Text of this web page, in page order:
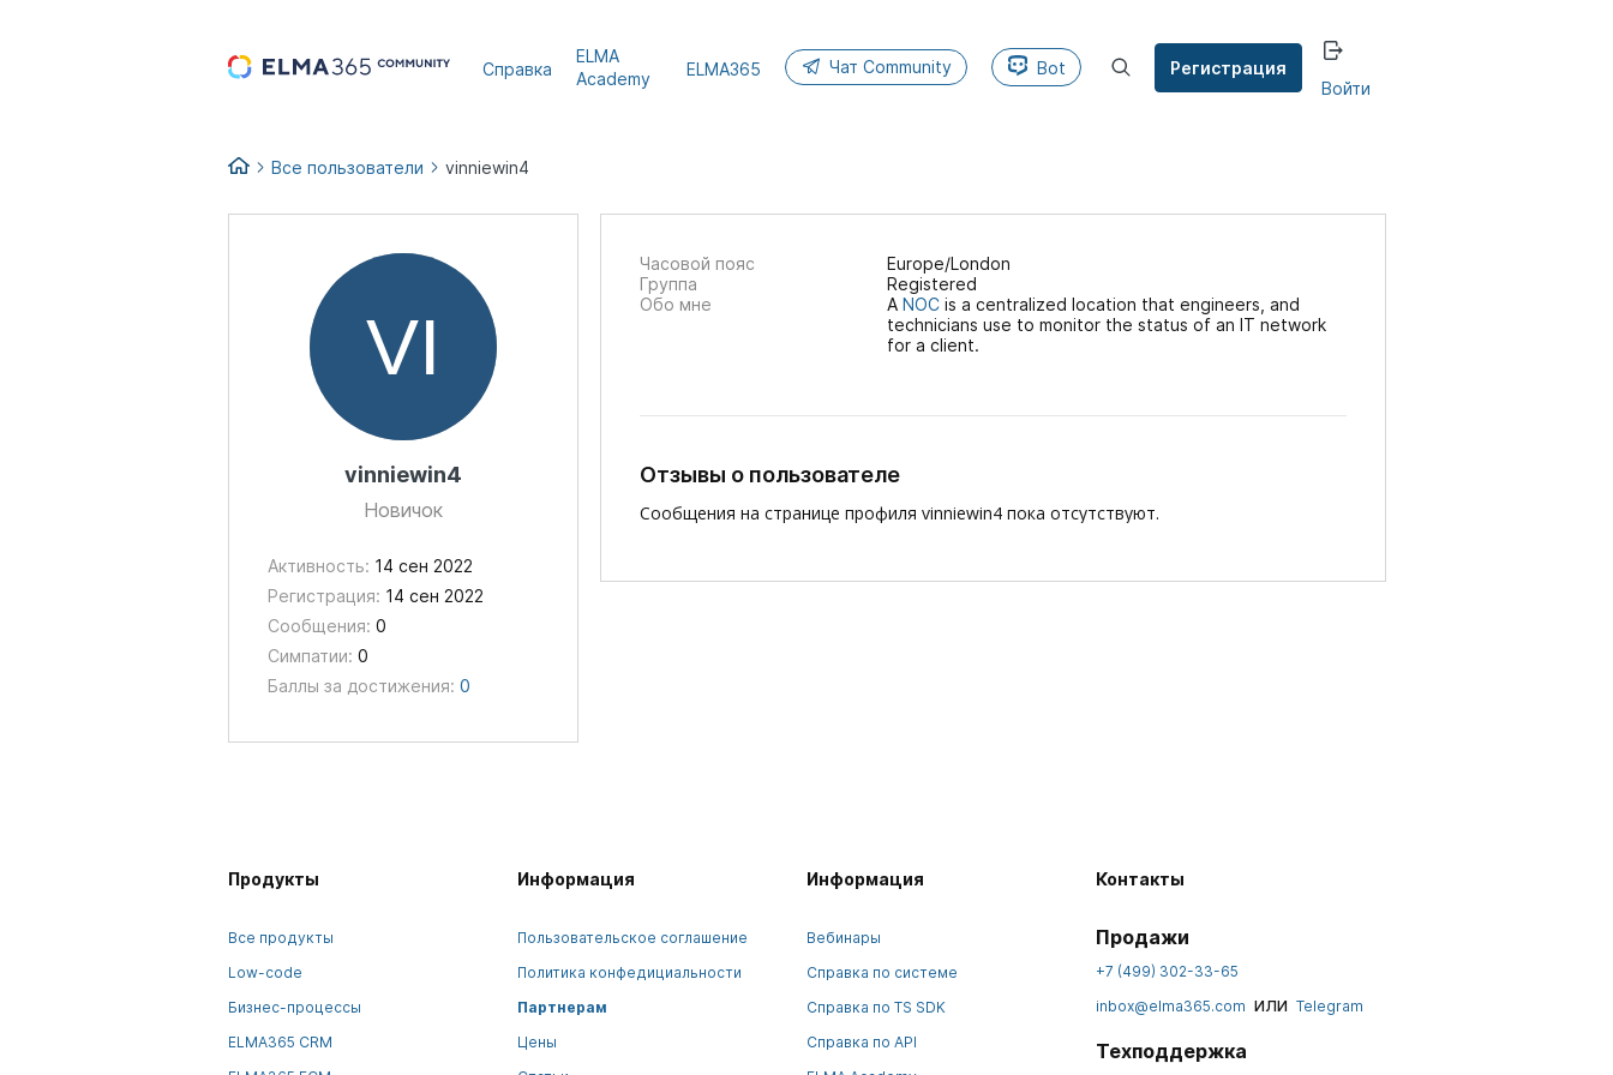
Справка
ELMA
Academy
ELMA365 Чат Community Bot
Регистрация
Войти
Все пользователи vinniewin4
vinniewin4
Новичок
Активность: 14 сен 2022
Регистрация: 14 сен 2022
Сообщения: 0
Симпатии: 0
Баллы за достижения: 0
Часовой пояс
Europe/London
Группа
Registered
Обо мне
A NOC is a centralized location that engineers, and
technicians use to monitor the status of an IT network
for a client.
Отзывы о пользователе
Сообщения на странице профиля vinniewin4 пока отсутствуют.
Продукты
Все продукты
Low-code
Бизнес-процессы
ELMA365 CRM
Информация
Пользовательское соглашение
Политика конфедициальности
Партнерам
Цены
Информация
Вебинары
Справка по системе
Справка по TS SDK
Справка по API
Контакты
Продажи
+7 (499) 302-33-65
inbox@elma365.com или Telegram
Техподдержка